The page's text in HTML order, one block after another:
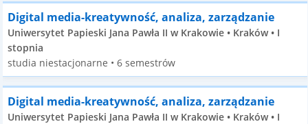
Digital media-kreatywność, analiza, zarządzanie
Uniwersytet Papieski Jana Pawła II w Krakowie • Kraków • I
stopnia
studia niestacjonarne • 6 semestrów
Digital media-kreatywność, analiza, zarządzanie
Uniwersytet Papieski Jana Pawła II w Krakowie • Kraków • I